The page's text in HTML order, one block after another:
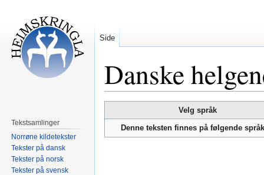
Danske
til
navigering
til
Velg språk
Denne teksten finnes på følgende
Side
Tekstsamlinger
Norrøne kildetekster
Tekster på dansk
Tekster på norsk
Tekster på svensk